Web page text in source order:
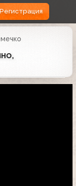
Регистрация